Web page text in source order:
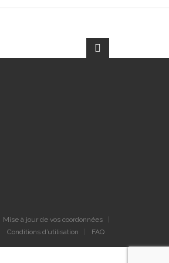
Mise à jour de vos coordonnées
Conditions d’utilisation
FAQ